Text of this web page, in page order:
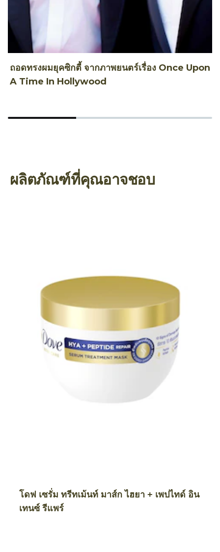
ถอดทรงผมยุคซิกตี้ จากภาพยนตร์เรื่อง Once Upon
A Time In Hollywood
ผลิตภัณฑ์ที่คุณอาจชอบ
โดฟ เซรั่ม ทรีทเม้นท์ มาส์ก ไฮยา + เพปไทด์ อิน
เทนซ์ รีแพร์